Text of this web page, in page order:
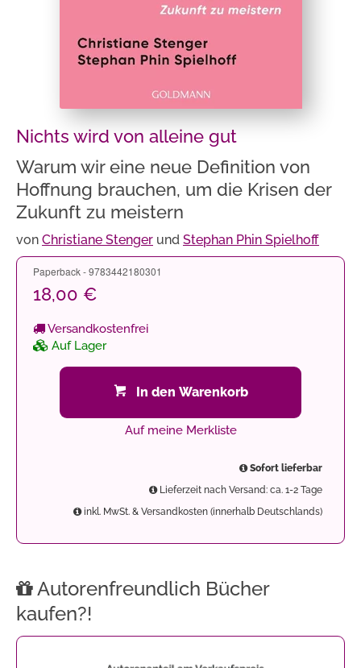
Nichts wird von alleine gut
Warum wir eine neue Definition von
Hoffnung brauchen, um die Krisen der
Zukunft zu meistern
von Christiane Stenger und Stephan Phin Spielhoff
Paperback - 9783442180301
18,00 €
Versandkostenfrei
Auf Lager
In den Warenkorb
Auf meine Merkliste
Sofort lieferbar
Lieferzeit nach Versand: ca. 1-2 Tage
inkl. MwSt. & Versandkosten (innerhalb Deutschlands)
Autorenfreundlich Bücher
kaufen?!